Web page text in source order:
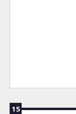
15